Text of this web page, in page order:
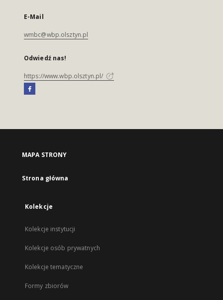
E-Mail
wmbc@wbp.olsztyn.pl
Odwiedź nas!
https://www.wbp.olsztyn.pl/
MAPA STRONY
Strona główna
Kolekcje
Kolekcje instytucji
Kolekcje osób prywatnych
Kolekcje tematyczne
Formy zbiorów